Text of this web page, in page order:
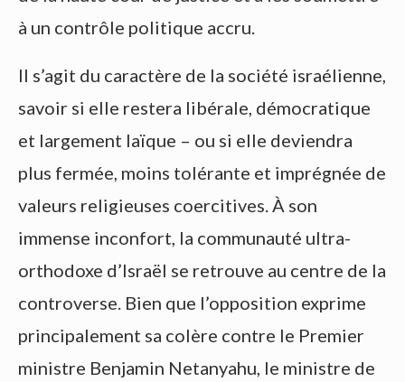
à un contrôle politique accru.
Il s’agit du caractère de la société israélienne,
savoir si elle restera libérale, démocratique
et largement laïque – ou si elle deviendra
plus fermée, moins tolérante et imprégnée de
valeurs religieuses coercitives. À son
immense inconfort, la communauté ultra-
orthodoxe d’Israël se retrouve au centre de la
controverse. Bien que l’opposition exprime
principalement sa colère contre le Premier
ministre Benjamin Netanyahu, le ministre de